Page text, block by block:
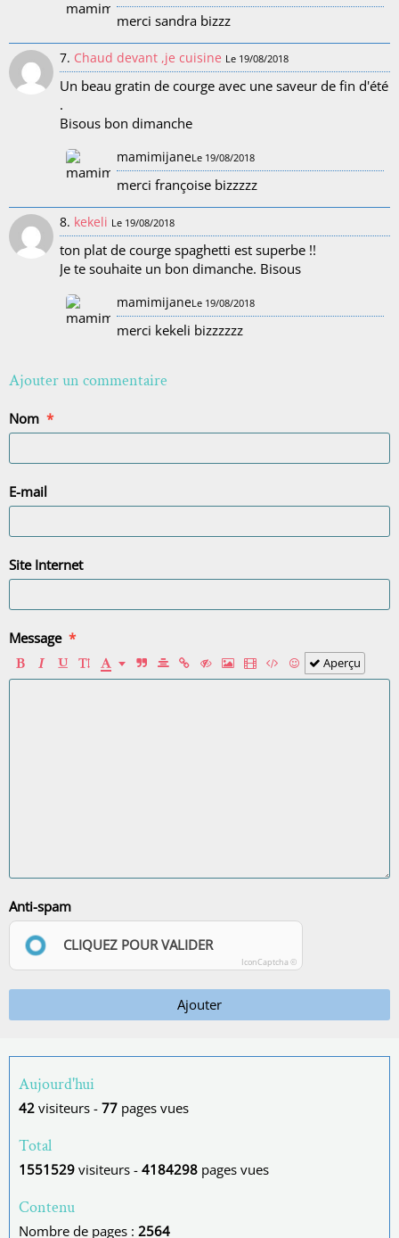
merci sandra bizzz
7. Chaud devant ,je cuisine Le 19/08/2018
Un beau gratin de courge avec une saveur de fin d'été
.
Bisous bon dimanche
mamimijaneLe 19/08/2018
merci françoise bizzzzz
8. kekeli Le 19/08/2018
ton plat de courge spaghetti est superbe !!
Je te souhaite un bon dimanche. Bisous
mamimijaneLe 19/08/2018
merci kekeli bizzzzzz
Ajouter un commentaire
Nom
E-mail
Site Internet
Message
Aperçu
Anti-spam
CLIQUEZ POUR VALIDER
IconCaptcha ©
Ajouter
Aujourd'hui
42 visiteurs - 77 pages vues
Total
1551529 visiteurs - 4184298 pages vues
Contenu
Nombre de pages : 2564